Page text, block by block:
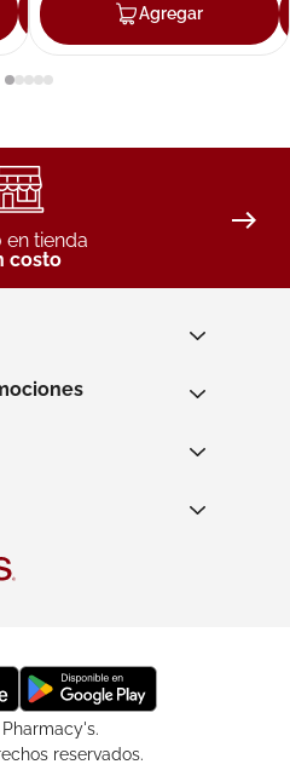
Agregar
Agregar
en tienda
costo
reservados.